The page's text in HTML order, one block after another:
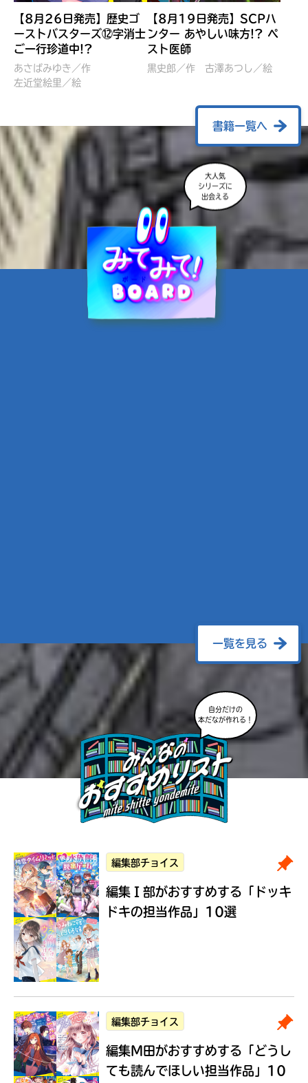
ぼくたちのマインクラフト
冒険記 エンチャント剣
VS暴走モブ
営委員会／協力
レッツゴー！まいぜんシス
ターズ とつぜん、王様に
佐久間さのすけ／絵
【8月26日発売】歴史ゴ
ーストバスターズ⑫字消士
ご一行珍道中!?
あさばみゆき／作
左近堂絵里／絵
【8月19日発売】SCPハ
ンター あやしい味方!? ペ
スト医師
黒史郎／作 古澤あつし／絵
書籍一覧へ
大人気
シリーズに
出会える
一覧を見る
自分だけの
本だなが作れる！
編集部チョイス
編集Ｉ部がおすすめする 「ドッキ
ドキの担当作品」10選
編集部チョイス
編集M田がおすすめする 「どうし
ても読んでほしい担当作品」10